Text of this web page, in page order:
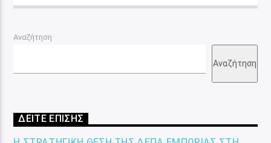
Αναζήτηση
Αναζήτηση
ΔΕΙΤΕ ΕΠΙΣΗΣ